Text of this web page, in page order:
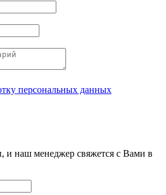
персональных данных
и наш менеджер свяжется с Вами в